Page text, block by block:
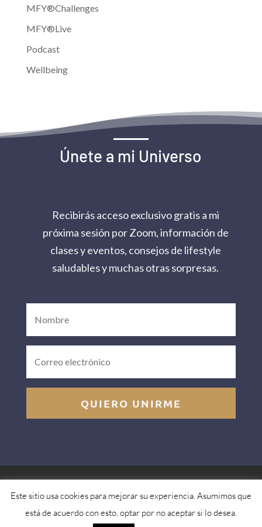
MFY®Challenges
MFY®Live
Podcast
Wellbeing
Únete a mi Universo
Recibirás acceso exclusivo gratis a mi
próxima sesión por Zoom, información de
clases y eventos, consejos de lifestyle
saludables y muchas otras sorpresas.
QUIERO UNIRME
Aviso legal Política de privacidad
Política de
Este sitio usa cookies para mejorar su experiencia. Asumimos que
está de acuerdo con esto, optar por no aceptar si lo desea.